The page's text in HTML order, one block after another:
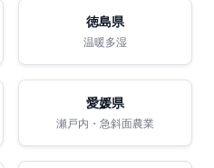
徳島県
温暖多湿
愛媛県
瀬戸内・急斜面農業